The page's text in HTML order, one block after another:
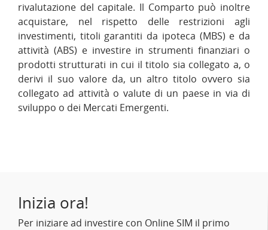
rivalutazione del capitale. Il Comparto può inoltre
acquistare, nel rispetto delle restrizioni agli
investimenti, titoli garantiti da ipoteca (MBS) e da
attività (ABS) e investire in strumenti finanziari o
prodotti strutturati in cui il titolo sia collegato a, o
derivi il suo valore da, un altro titolo ovvero sia
collegato ad attività o valute di un paese in via di
sviluppo o dei Mercati Emergenti.
Inizia ora!
Per iniziare ad investire con Online SIM il primo